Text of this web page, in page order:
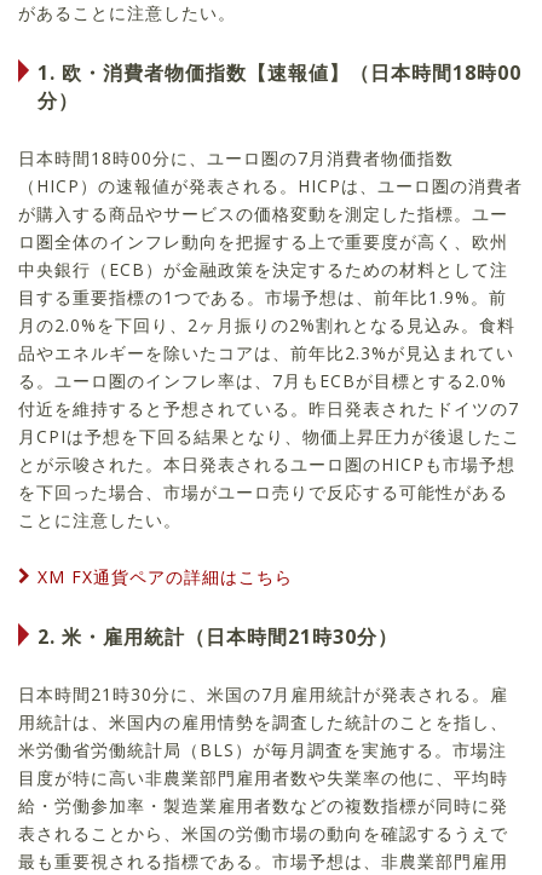
があることに注意したい。
1. 欧・消費者物価指数【速報値】（日本時間18時00
分）
日本時間18時00分に、ユーロ圏の7月消費者物価指数
（HICP）の速報値が発表される。HICPは、ユーロ圏の消費者
が購入する商品やサービスの価格変動を測定した指標。ユー
ロ圏全体のインフレ動向を把握する上で重要度が高く、欧州
中央銀行（ECB）が金融政策を決定するための材料として注
目する重要指標の1つである。市場予想は、前年比1.9%。前
月の2.0%を下回り、2ヶ月振りの2%割れとなる見込み。食料
品やエネルギーを除いたコアは、前年比2.3%が見込まれてい
る。ユーロ圏のインフレ率は、7月もECBが目標とする2.0%
付近を維持すると予想されている。昨日発表されたドイツの7
月CPIは予想を下回る結果となり、物価上昇圧力が後退したこ
とが示唆された。本日発表されるユーロ圏のHICPも市場予想
を下回った場合、市場がユーロ売りで反応する可能性がある
ことに注意したい。
XM FX通貨ペアの詳細はこちら
2. 米・雇用統計（日本時間21時30分）
日本時間21時30分に、米国の7月雇用統計が発表される。雇
用統計は、米国内の雇用情勢を調査した統計のことを指し、
米労働省労働統計局（BLS）が毎月調査を実施する。市場注
目度が特に高い非農業部門雇用者数や失業率の他に、平均時
給・労働参加率・製造業雇用者数などの複数指標が同時に発
表されることから、米国の労働市場の動向を確認するうえで
最も重要視される指標である。市場予想は、非農業部門雇用